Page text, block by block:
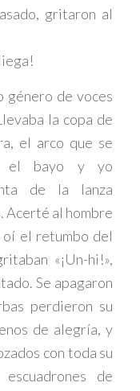
gritaron al
de voces
la copa de
el arco que se
el bayo y yo
de la lanza
Acerté al hombre
el retumbo del
«¡Un-hi!»,
Se apagaron
perdieron su
de alegría, y
con toda su
de